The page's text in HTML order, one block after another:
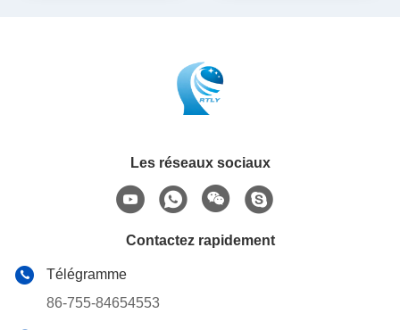
Les réseaux sociaux
Contactez rapidement
Télégramme
86-755-84654553